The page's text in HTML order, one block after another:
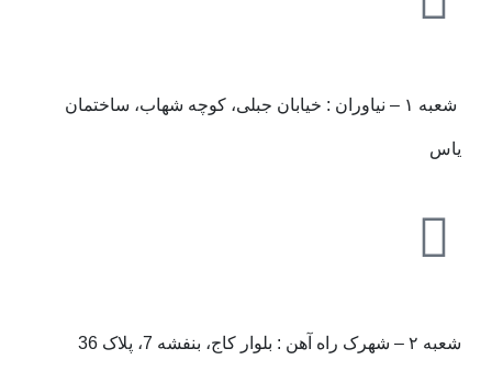
شعبه ۱ – نیاوران : خیابان جبلی، کوچه شهاب، ساختمان
یاس
شعبه ۲ – شهرک راه آهن : بلوار کاج، بنفشه 7، پلاک 36